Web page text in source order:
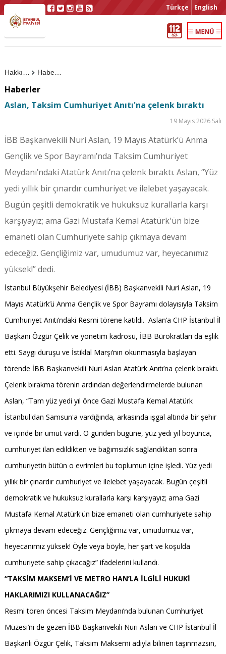
Türkçe English
Haberler
Haberler
Aslan, Taksim Cumhuriyet Anıtı'na çelenk bıraktı
19 Mayıs 2026 Salı
İBB Başkanvekili Nuri Aslan, 19 Mayıs Atatürk’ü Anma
Gençlik ve Spor Bayramı’nda Taksim Cumhuriyet
Meydanı’ndaki Atatürk Anıtı’na çelenk bıraktı. Aslan, “Yüz
yedi yıllık bir çınardır cumhuriyet ve ilelebet yaşayacak.
Bugün çeşitli demokratik ve hukuksuz kurallarla karşı
karşıyayız; ama Gazi Mustafa Kemal Atatürk'ün bize
emaneti olan Cumhuriyete sahip çıkmaya devam
edeceğiz. Gençliğimiz var, umudumuz var, heyecanımız
yüksek!” dedi.
İstanbul Büyükşehir Belediyesi (İBB) Başkanvekili Nuri Aslan, 19
Mayıs Atatürk’ü Anma Gençlik ve Spor Bayramı dolayısıyla Taksim
Cumhuriyet Anıtı’ndaki Resmi törene katıldı. Aslan’a CHP İstanbul İl
Başkanı Özgür Çelik ve yönetim kadrosu, İBB Bürokratları da eşlik
etti. Saygı duruşu ve İstiklal Marşı’nın okunmasıyla başlayan
törende İBB Başkanvekili Nuri Aslan Atatürk Anıtı’na çelenk bıraktı.
Çelenk bırakma törenin ardından değerlendirmelerde bulunan
Aslan, “Tam yüz yedi yıl önce Gazi Mustafa Kemal Atatürk
İstanbul'dan Samsun'a vardığında, arkasında işgal altında bir şehir
ve içinde bir umut vardı. O günden bugüne, yüz yedi yıl boyunca,
cumhuriyet ilan edildikten ve bağımsızlık sağlandıktan sonra
cumhuriyetin bütün o evrimleri bu toplumun içine işledi. Yüz yedi
yıllık bir çınardır cumhuriyet ve ilelebet yaşayacak. Bugün çeşitli
demokratik ve hukuksuz kurallarla karşı karşıyayız; ama Gazi
Mustafa Kemal Atatürk'ün bize emaneti olan cumhuriyete sahip
çıkmaya devam edeceğiz. Gençliğimiz var, umudumuz var,
heyecanımız yüksek! Öyle veya böyle, her şart ve koşulda
cumhuriyete sahip çıkacağız” ifadelerini kullandı.
“TAKSİM MAKSEM’İ VE METRO HAN’LA İLGİLİ HUKUKİ
HAKLARIMIZI KULLANACAĞIZ”
Resmi tören öncesi Taksim Meydanı’nda bulunan Cumhuriyet
Müzesi’ni de gezen İBB Başkanvekili Nuri Aslan ve CHP İstanbul İl
Başkanlı Özgür Çelik, Taksim Maksemi adıyla bilinen taşınmazsın,